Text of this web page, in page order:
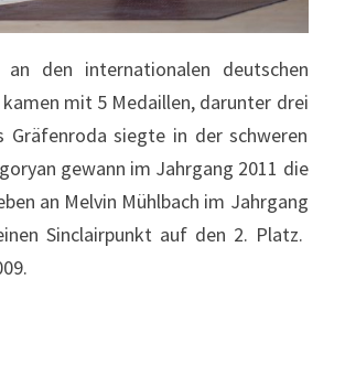
den internationalen deutschen
mit 5 Medaillen, darunter drei
Gräfenroda siegte in der schweren
gewann im Jahrgang 2011 die
an Melvin Mühlbach im Jahrgang
Sinclairpunkt auf den 2. Platz.